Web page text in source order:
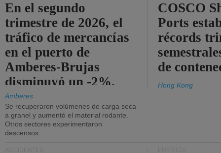
En el segundo
trimestre de 2026, el
tráfico de mercancías
en el puerto de
Amberes-Brujas
disminuyó un -2%.
Amberes
Se recuperaron volúmenes de carga seca
a granel y aumentó el material rodante.
Otros sectores experimentaron
descensos.
COSCO
Ports
récords
de
Hong Kong